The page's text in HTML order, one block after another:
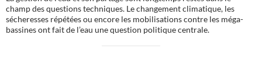
champ des questions techniques. Le changement climatique, les
sécheresses répétées ou encore les mobilisations contre les méga-
bassines ont fait de l’eau une question politique centrale.